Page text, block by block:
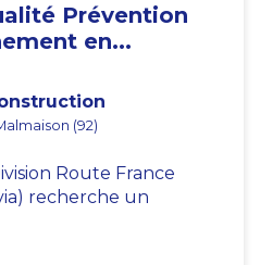
Prévention
en...
(92)
Route France
recherche un